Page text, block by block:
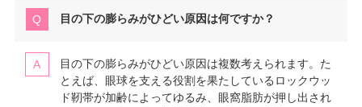
目の下の膨らみがひどい原因は何ですか？
目の下の膨らみがひどい原因は複数考えられます。た
とえば、眼球を支える役割を果たしているロックウッ
ド靭帯が加齢によってゆるみ、眼窩脂肪が押し出され